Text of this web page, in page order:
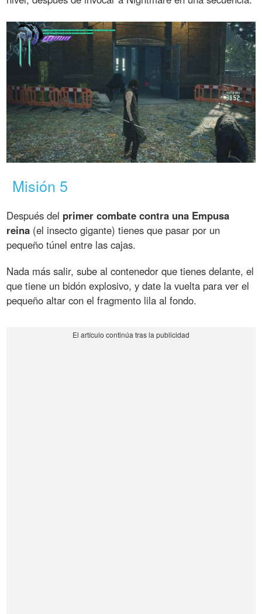
Misión 5
Después del primer combate contra una Empusa
reina (el insecto gigante) tienes que pasar por un
pequeño túnel entre las cajas.
Nada más salir, sube al contenedor que tienes delante, el
que tiene un bidón explosivo, y date la vuelta para ver el
pequeño altar con el fragmento lila al fondo.